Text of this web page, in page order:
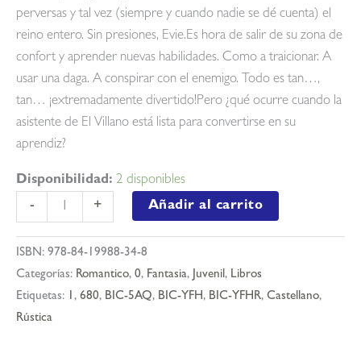
perversas y tal vez (siempre y cuando nadie se dé cuenta) el
reino entero. Sin presiones, Evie.Es hora de salir de su zona de
confort y aprender nuevas habilidades. Como a traicionar. A
usar una daga. A conspirar con el enemigo. Todo es tan…,
tan… ¡extremadamente divertido!Pero ¿qué ocurre cuando la
asistente de El Villano está lista para convertirse en su
aprendiz?
Disponibilidad: 2 disponibles
-
Aprendiz
del
villano
cantidad
+ Añadir al carrito
ISBN: 978-84-19988-34-8
Categorías: Romantico, 0, Fantasia, Juvenil, Libros
Etiquetas: 1 , 680, BIC-5AQ, BIC-YFH, BIC-YFHR, Castellano,
Rústica